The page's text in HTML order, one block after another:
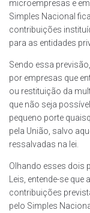
microempresas e
Simples Nacional
contribuições
para as entidades
Sendo essa
por empresas que
ou restituição da
que não seja
pequeno porte
pela União, salvo
ressalvadas na lei.
Olhando esses dois
Leis, entende-se que
contribuições
pelo Simples